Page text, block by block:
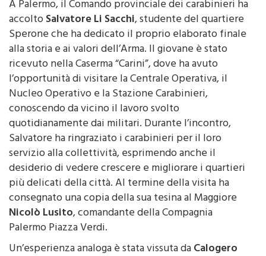
accoltoSalvatore Li Sacchi, studente del quartiere
Sperone che ha dedicato il proprio elaborato finale
alla storia e ai valori dell’Arma. Il giovane è stato
ricevuto nella Caserma “Carini”, dove ha avuto
l’opportunità di visitare la Centrale Operativa, il
Nucleo Operativo e la Stazione Carabinieri,
conoscendo da vicino il lavoro svolto
quotidianamente dai militari. Durante l’incontro,
Salvatore ha ringraziato i carabinieri per il loro
servizio alla collettività, esprimendo anche il
desiderio di vedere crescere e migliorare i quartieri
più delicati della città. Al termine della visita ha
consegnato una copia della sua tesina al Maggiore
Nicolò Lusito, comandante della Compagnia
Palermo Piazza Verdi.
Un’esperienza analoga è stata vissuta da
Pio Rotolo, studente di Caccamo, ricevuto presso la